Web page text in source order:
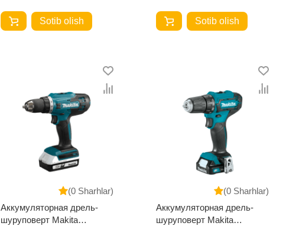
Sotib olish Sotib olish
(0 Sharhlar)
Аккумуляторная дрель-
шуруповерт Makita
(0 Sharhlar)
Аккумуляторная дрель-
шуруповерт Makita